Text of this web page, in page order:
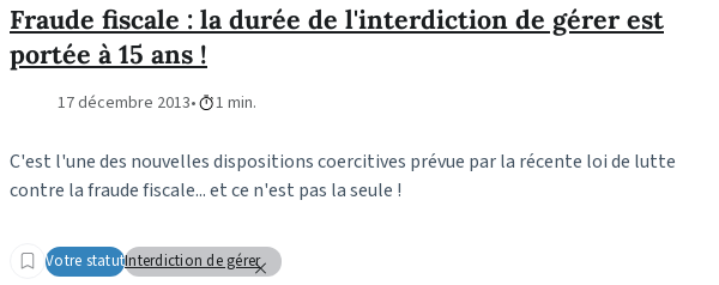
Fraude fiscale : la durée de l'interdiction de gérer est
portée à 15 ans !
17 décembre 2013 1 min.
C'est l'une des nouvelles dispositions coercitives prévue par la récente loi de lutte
contre la fraude fiscale... et ce n'est pas la seule !
Votre statutInterdiction de gérer